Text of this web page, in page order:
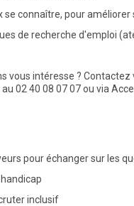
se connaître, pour améliorer
de recherche d'emploi
vous intéresse ?
02 40 08 07 07 ou via
pour échanger sur les
inclusif